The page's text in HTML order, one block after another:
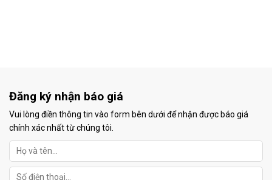
Đăng ký nhận báo giá
Vui lòng điền thông tin vào form bên dưới để nhận được báo giá
chính xác nhất từ chúng tôi.